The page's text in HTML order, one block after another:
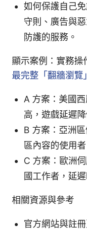
如何保護自己
守則、廣告與
防護的服務。
顯示案例：實務操
最完整「翻牆瀏
A 方案：美國
高，遊戲延遲
B 方案：亞洲
區內容的使用
C 方案：歐洲
國工作者，延
相關資源與參考
官方網站與註